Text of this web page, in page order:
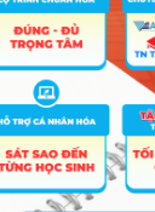
nhân lực
như nấm,
trị da, giảm
lớn hoặc